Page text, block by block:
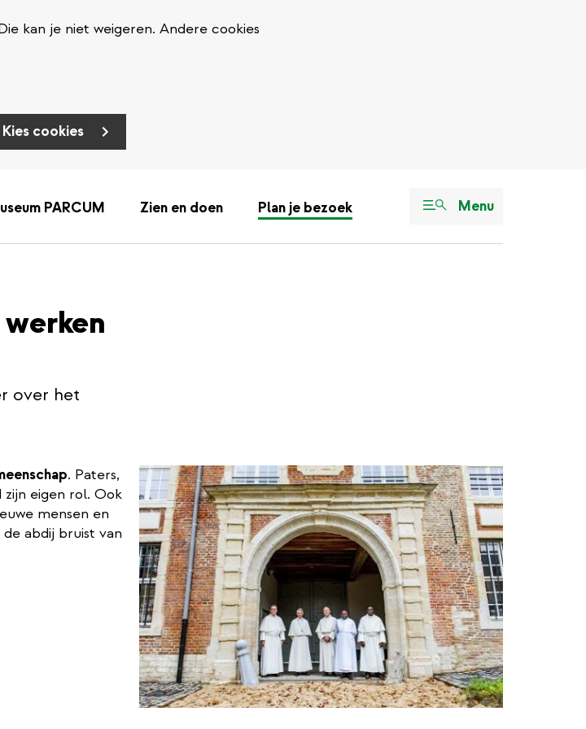
kan je niet weigeren. Andere cookies
Kies cookies
PARCUM Zien en doen Plan je bezoek Menu
over het
. Paters,
eigen rol. Ook
mensen en
abdij bruist van